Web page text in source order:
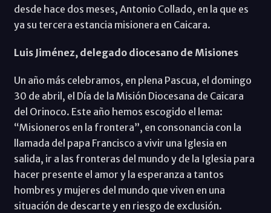
desde hace dos meses, Antonio Collado, en la que es
ya su tercera estancia misionera en Caicara.
Luis Jiménez, delegado diocesano de Misiones
Un año más celebramos, en plena Pascua, el domingo
30 de abril, el Día de la Misión Diocesana de Caicara
del Orinoco. Este año hemos escogido el lema:
“Misioneros en la frontera”, en consonancia con la
llamada del papa Francisco a vivir una Iglesia en
salida, ir a las fronteras del mundo y de la Iglesia para
hacer presente el amor y la esperanza a tantos
hombres y mujeres del mundo que viven en una
situación de descarte y en riesgo de exclusión.